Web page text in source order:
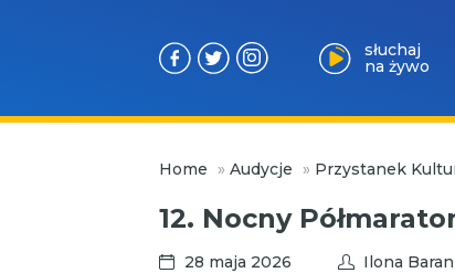
słuchaj
na żywo
Home » Audycje » Przystanek
12. Nocny
28 maja 2026 Ilona Baran